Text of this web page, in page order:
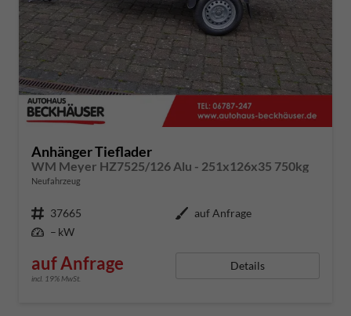
Anhänger Tieflader
WM Meyer HZ7525/126 Alu - 251x126x35 750kg
Neufahrzeug
Fahrzeugnummer 37665 Außenfarbe auf Anfrage
Leistung – kW
auf Anfrage
incl. 19% MwSt.
Details